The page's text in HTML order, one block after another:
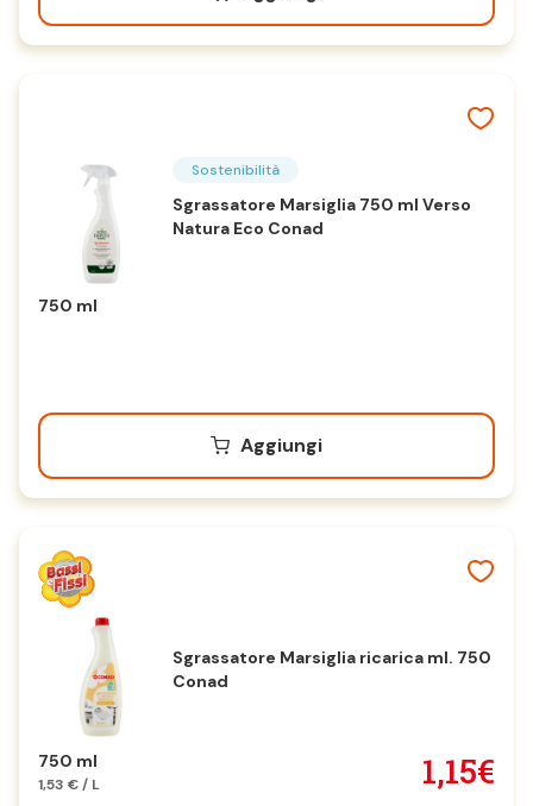
Sostenibilità
Sgrassatore Marsiglia 750 ml Verso
Natura Eco Conad
750 ml
Aggiungi
Sgrassatore Marsiglia ricarica ml. 750
Conad
750 ml
1,53 € / L 1,15€